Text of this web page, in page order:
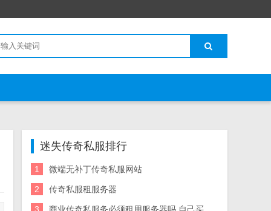
迷失传奇私服排行
1 微端无补丁传奇私服网站
2 传奇私服租服务器